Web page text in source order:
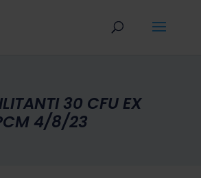
30 CFU EX
4/8/23